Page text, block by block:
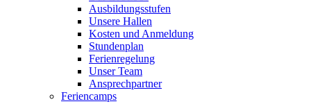
Ausbildungsstufen
Unsere Hallen
Kosten und Anmeldung
Stundenplan
Ferienregelung
Unser Team
Ansprechpartner
Feriencamps